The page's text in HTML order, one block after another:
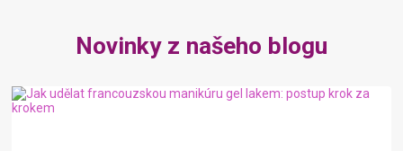
Novinky z našeho blogu